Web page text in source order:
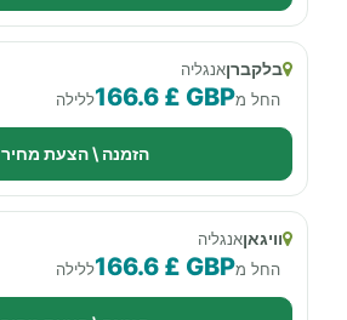
בלקברןאנגליה
החל מ166.6 £ GBPללילה
הזמנה \ הצעת מחיר
וויגאןאנגליה
החל מ166.6 £ GBPללילה